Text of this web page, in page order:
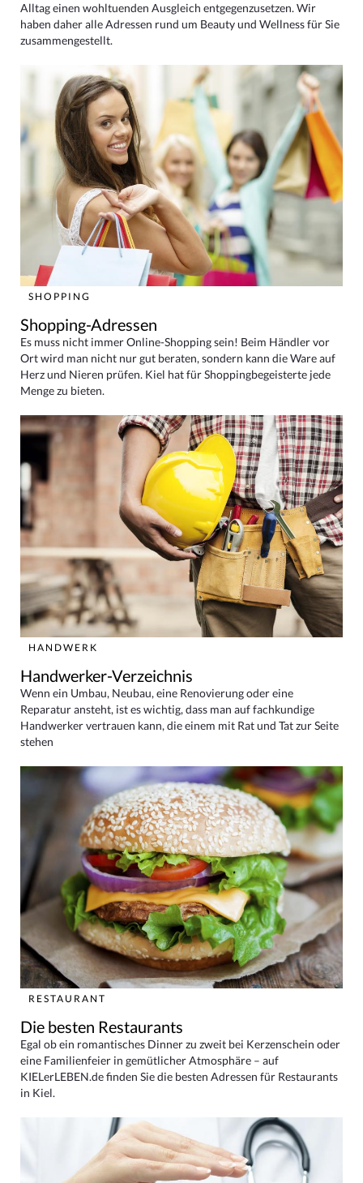
Alltag einen wohltuenden Ausgleich entgegenzusetzen. Wir
haben daher alle Adressen rund um Beauty und Wellness für Sie
zusammengestellt.
SHOPPING
Shopping-Adressen
Es muss nicht immer Online-Shopping sein! Beim Händler vor
Ort wird man nicht nur gut beraten, sondern kann die Ware auf
Herz und Nieren prüfen. Kiel hat für Shoppingbegeisterte jede
Menge zu bieten.
HANDWERK
Handwerker-Verzeichnis
Wenn ein Umbau, Neubau, eine Renovierung oder eine
Reparatur ansteht, ist es wichtig, dass man auf fachkundige
Handwerker vertrauen kann, die einem mit Rat und Tat zur Seite
stehen
RESTAURANT
Die besten Restaurants
Egal ob ein romantisches Dinner zu zweit bei Kerzenschein oder
eine Familienfeier in gemütlicher Atmosphäre – auf
KIELerLEBEN.de finden Sie die besten Adressen für Restaurants
in Kiel.